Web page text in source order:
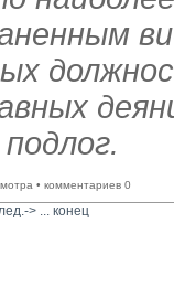
• комментариев 0
> ... конец